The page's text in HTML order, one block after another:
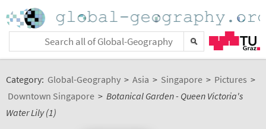
Category: Global-Geography > Asia > Singapore > Pictures >
Downtown Singapore > Botanical Garden - Queen Victoria's
Water Lily (1)